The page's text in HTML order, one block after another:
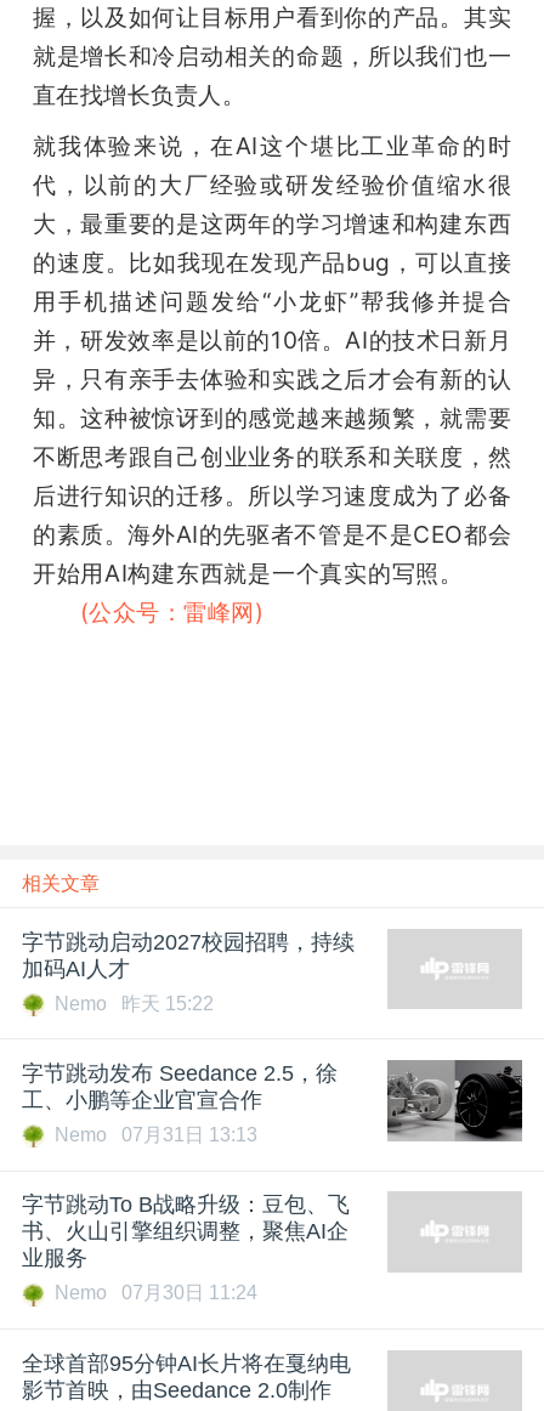
握，以及如何让目标用户看到你的产品。其实
就是增长和冷启动相关的命题，所以我们也一
直在找增长负责人。
就我体验来说，在AI这个堪比工业革命的时
代，以前的大厂经验或研发经验价值缩水很
大，最重要的是这两年的学习增速和构建东西
的速度。比如我现在发现产品bug，可以直接
用手机描述问题发给“小龙虾”帮我修并提合
并，研发效率是以前的10倍。AI的技术日新月
异，只有亲手去体验和实践之后才会有新的认
知。这种被惊讶到的感觉越来越频繁，就需要
不断思考跟自己创业业务的联系和关联度，然
后进行知识的迁移。所以学习速度成为了必备
的素质。海外AI的先驱者不管是不是CEO都会
开始用AI构建东西就是一个真实的写照。
(公众号：雷峰网)
相关文章
字节跳动启动2027校园招聘，持续
加码AI人才
Nemo 昨天 15:22
字节跳动发布 Seedance 2.5，徐
工、小鹏等企业官宣合作
Nemo 07月31日 13:13
字节跳动To B战略升级：豆包、飞
书、火山引擎组织调整，聚焦AI企
业服务
Nemo 07月30日 11:24
全球首部95分钟AI长片将在戛纳电
影节首映，由Seedance 2.0制作